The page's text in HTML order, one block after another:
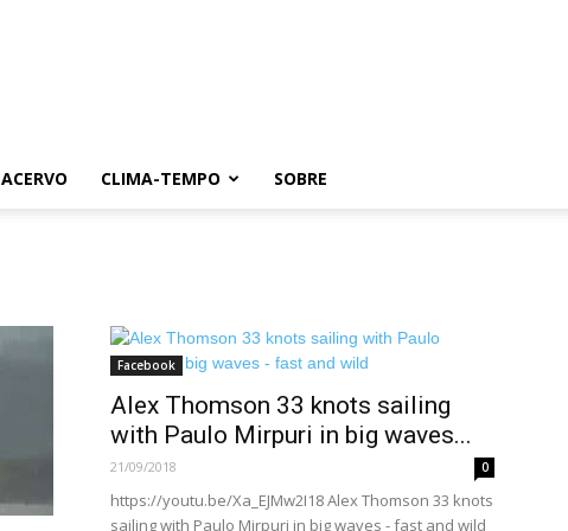
ACERVO CLIMA-TEMPO SOBRE
Facebook
Alex Thomson 33 knots sailing
with Paulo Mirpuri in big waves...
21/09/2018 0
https://youtu.be/Xa_EJMw2I18 Alex Thomson 33 knots
sailing with Paulo Mirpuri in big waves - fast and wild